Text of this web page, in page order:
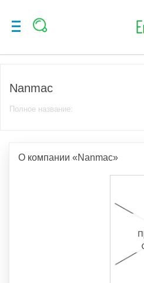
Nanmac
Полное название:
О компании «Nanmac»